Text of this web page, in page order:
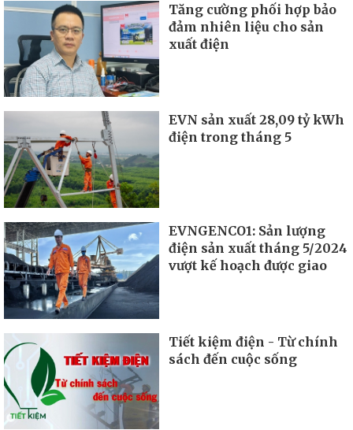
Tăng cường phối hợp bảo
đảm nhiên liệu cho sản
xuất điện
EVN sản xuất 28,09 tỷ kWh
điện trong tháng 5
EVNGENCO1: Sản lượng
điện sản xuất tháng 5/2024
vượt kế hoạch được giao
Tiết kiệm điện - Từ chính
sách đến cuộc sống